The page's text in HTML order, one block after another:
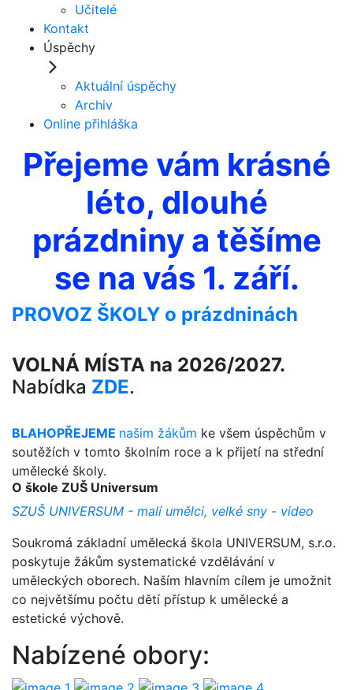
Učitelé
Kontakt
Úspěchy
Aktuální úspěchy
Archiv
Online přihláška
Přejeme vám krásné
léto, dlouhé
prázdniny a těšíme
se na vás 1. září.
PROVOZ ŠKOLY o prázdninách
VOLNÁ MÍSTA na 2026/2027.
Nabídka ZDE.
BLAHOPŘEJEME našim žákům ke všem úspěchům v
soutěžích v tomto školním roce a k přijetí na střední
umělecké školy.
O škole ZUŠ Universum
SZUŠ UNIVERSUM - malí umělci, velké sny - video
Soukromá základní umělecká škola UNIVERSUM, s.r.o.
poskytuje žákům systematické vzdělávání v
uměleckých oborech. Naším hlavním cílem je umožnit
co největšímu počtu dětí přístup k umělecké a
estetické výchově.
Nabízené obory: